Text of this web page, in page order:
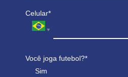
Celular*
Você joga futebol?*
Sim